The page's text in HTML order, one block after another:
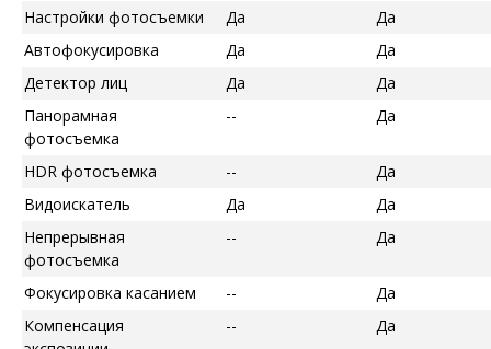
Настройки фотосъемки
Да
Да
Автофокусировка
Да
Да
Детектор лиц
Да
Да
Панорамная
фотосъемка
-- Да
HDR фотосъемка --
Да
Видоискатель
Да
Да
Непрерывная
фотосъемка
-- Да
Фокусировка касанием --
Да
Компенсация
-- Да